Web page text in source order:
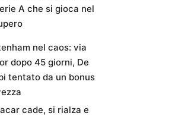
A che si gioca nel
nel caos: via
dopo 45 giorni, De
tentato da un bonus
cade, si rialza e